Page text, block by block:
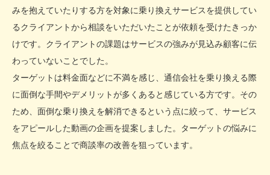
みを抱えていたりする方を対象に乗り換えサービスを提供してい
るクライアントから相談をいただいたことが依頼を受けたきっか
けです。クライアントの課題はサービスの強みが見込み顧客に伝
わっていないことでした。
ターゲットは料金面などに不満を感じ、通信会社を乗り換える際
に面倒な手間やデメリットが多くあると感じている方です。その
ため、面倒な乗り換えを解消できるという点に絞って、サービス
をアピールした動画の企画を提案しました。ターゲットの悩みに
焦点を絞ることで商談率の改善を狙っています。